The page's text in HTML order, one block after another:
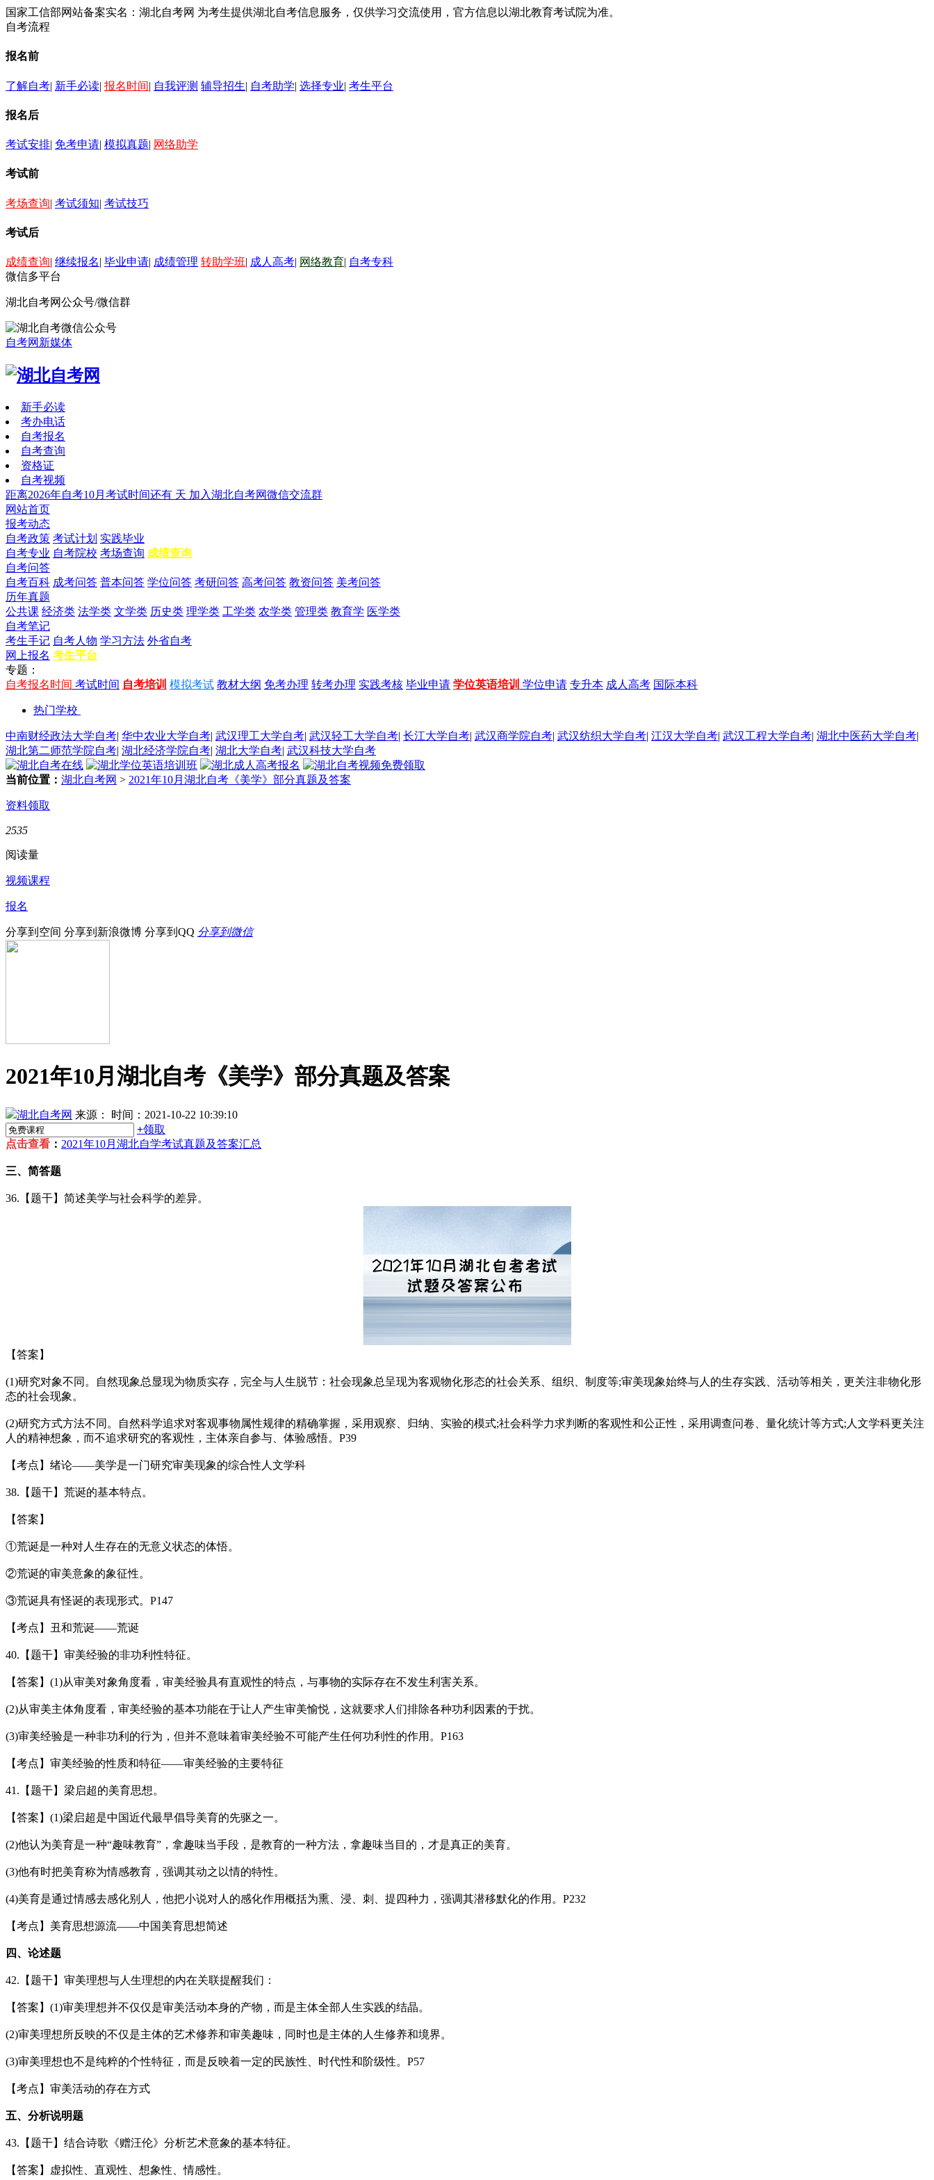
国家工信部网站备案实名：湖北自考网 为考生提供湖北自考信息服务，仅供学习交流使用，官方信息以湖北教育考试院为准。
自考流程
报名前
了解自考| 新手必读| 报名时间| 自我评测 辅导招生| 自考助学| 选择专业| 考生平台
报名后
考试安排| 免考申请| 模拟真题| 网络助学
考试前
考场查询| 考试须知| 考试技巧
考试后
成绩查询| 继续报名| 毕业申请| 成绩管理 转助学班| 成人高考| 网络教育| 自考专科
微信多平台
湖北自考网公众号/微信群
自考网新媒体
新手必读
考办电话
自考报名
自考查询
资格证
自考视频
距离2026年自考10月考试时间还有 天 加入湖北自考网微信交流群
网站首页
报考动态
自考政策 考试计划 实践毕业
自考专业 自考院校 考场查询 成绩查询
自考问答
自考百科 成考问答 普本问答 学位问答 考研问答 高考问答 教资问答 美考问答
历年真题
公共课 经济类 法学类 文学类 历史类 理学类 工学类 农学类 管理类 教育学 医学类
自考笔记
考生手记 自考人物 学习方法 外省自考
网上报名 考生平台
专题：
自考报名时间 考试时间 自考培训 模拟考试 教材大纲 免考办理 转考办理 实践考核 毕业申请 学位英语培训 学位申请 专升本 成人高考 国际本科
热门学校
中南财经政法大学自考| 华中农业大学自考| 武汉理工大学自考| 武汉轻工大学自考| 长江大学自考| 武汉商学院自考| 武汉纺织大学自考| 江汉大学自考| 武汉工程大学自考| 湖北中医药大学自考|
湖北第二师范学院自考| 湖北经济学院自考| 湖北大学自考| 武汉科技大学自考
当前位置： 湖北自考网 > 2021年10月湖北自考《美学》部分真题及答案
资料领取
2535
阅读量
视频课程
报名
分享到空间 分享到新浪微博 分享到QQ 分享到微信
2021年10月湖北自考《美学》部分真题及答案
湖北自考网 来源：
时间：2021-10-22 10:39:10
+领取
点击查看 ： 2021年10月湖北自学考试真题及答案汇总
三、简答题
36.【题干】简述美学与社会科学的差异。
【答案】
(1)研究对象不同。自然现象总显现为物质实存，完全与人生脱节：社会现象总呈现为客观物化形态的社会关系、组织、制度等;审美现象始终与人的生存实践、活动等相关，更关注非物化形
态的社会现象。
(2)研究方式方法不同。自然科学追求对客观事物属性规律的精确掌握，采用观察、归纳、实验的模式;社会科学力求判断的客观性和公正性，采用调查问卷、量化统计等方式;人文学科更关注
人的精神想象，而不追求研究的客观性，主体亲自参与、体验感悟。P39
【考点】绪论——美学是一门研究审美现象的综合性人文学科
38.【题干】荒诞的基本特点。
【答案】
①荒诞是一种对人生存在的无意义状态的体悟。
②荒诞的审美意象的象征性。
③荒诞具有怪诞的表现形式。P147
【考点】丑和荒诞——荒诞
40.【题干】审美经验的非功利性特征。
【答案】(1)从审美对象角度看，审美经验具有直观性的特点，与事物的实际存在不发生利害关系。
(2)从审美主体角度看，审美经验的基本功能在于让人产生审美愉悦，这就要求人们排除各种功利因素的于扰。
(3)审美经验是一种非功利的行为，但并不意味着审美经验不可能产生任何功利性的作用。P163
【考点】审美经验的性质和特征——审美经验的主要特征
41.【题干】梁启超的美育思想。
【答案】(1)梁启超是中国近代最早倡导美育的先驱之一。
(2)他认为美育是一种“趣味教育”，拿趣味当手段，是教育的一种方法，拿趣味当目的，才是真正的美育。
(3)他有时把美育称为情感教育，强调其动之以情的特性。
(4)美育是通过情感去感化别人，他把小说对人的感化作用概括为熏、浸、刺、提四种力，强调其潜移默化的作用。P232
【考点】美育思想源流——中国美育思想简述
四、论述题
42.【题干】审美理想与人生理想的内在关联提醒我们：
【答案】(1)审美理想并不仅仅是审美活动本身的产物，而是主体全部人生实践的结晶。
(2)审美理想所反映的不仅是主体的艺术修养和审美趣味，同时也是主体的人生修养和境界。
(3)审美理想也不是纯粹的个性特征，而是反映着一定的民族性、时代性和阶级性。P57
【考点】审美活动的存在方式
五、分析说明题
43.【题干】结合诗歌《赠汪伦》分析艺术意象的基本特征。
【答案】虚拟性、直观性、想象性、情感性。